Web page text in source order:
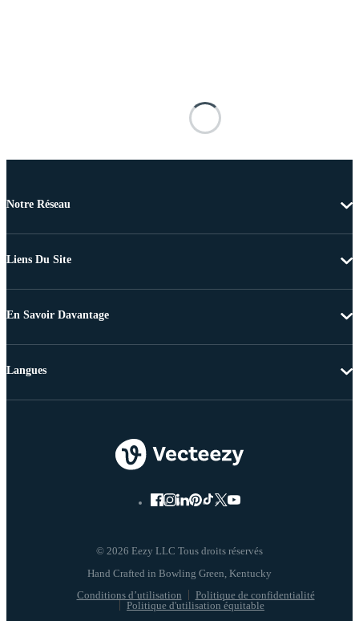
Notre Réseau
Liens Du Site
En Savoir Davantage
© 2026 Eezy LLC Tous droits réservés
Conditions d’utilisation
Politique de confidentialité
Politique d'utilisation équitable
Langues